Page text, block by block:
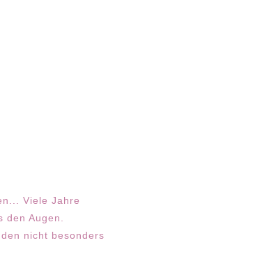
Viele Jahre
den Augen.
nicht besonders